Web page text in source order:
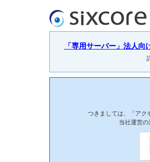
「専用サーバー」法人
つきましては、「アク
当社運営